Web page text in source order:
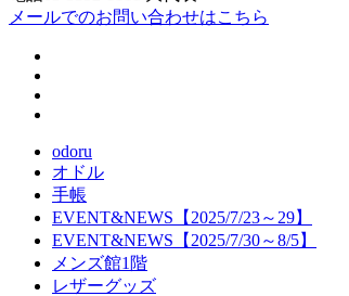
メールでのお問い合わせはこちら
odoru
オドル
手帳
EVENT&NEWS【2025/7/23～29】
EVENT&NEWS【2025/7/30～8/5】
メンズ館1階
レザーグッズ